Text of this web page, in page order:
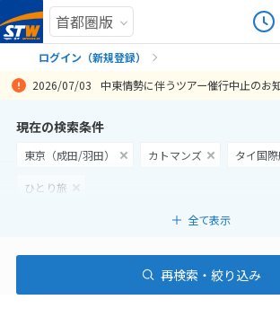
ログイン（新規登録）
まだ登録がありま
2026/07/03 中東情勢に伴うツアー催行中止のお
現在の検索条件
東京（成田/羽田） カトマンズ タイ国
ひとり旅
全て表示
再検索・絞り込み